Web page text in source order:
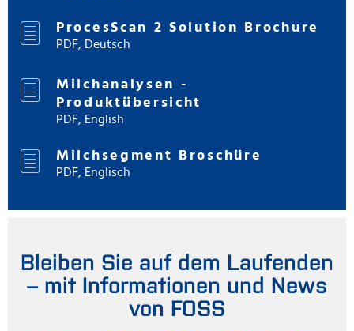
ProcesScan 2 Solution Brochure
PDF, Deutsch
Milchanalysen -
Produktübersicht
PDF, English
Milchsegment Broschüre
PDF, Englisch
Bleiben Sie auf dem Laufenden
– mit Informationen und News
von FOSS